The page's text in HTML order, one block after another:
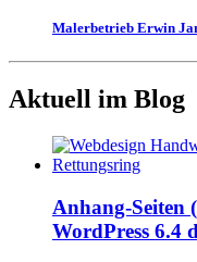
Malerbetrieb Erwin
Aktuell im Blog
Anhang-Seiten
WordPress 6.4